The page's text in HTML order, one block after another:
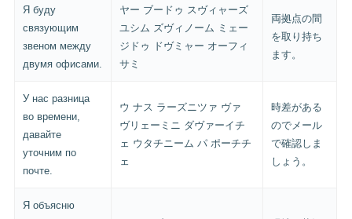
Я буду
связующим
звеном между
двумя офисами.
ヤー ブードゥ スヴィャーズ
ユシム ズヴィノーム ミェー
ジドゥ ドヴミャー オーフィ
サミ
両拠点の間
を取り持ち
ます。
У нас разница
во времени,
давайте
уточним по
почте.
ウ ナス ラーズニツァ ヴァ
ヴリェーミニ ダヴァーイチ
ェ ウタチニーム パ ポーチチ
ェ
時差がある
のでメール
で確認しま
しょう。
Я объясню